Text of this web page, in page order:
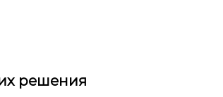
решения